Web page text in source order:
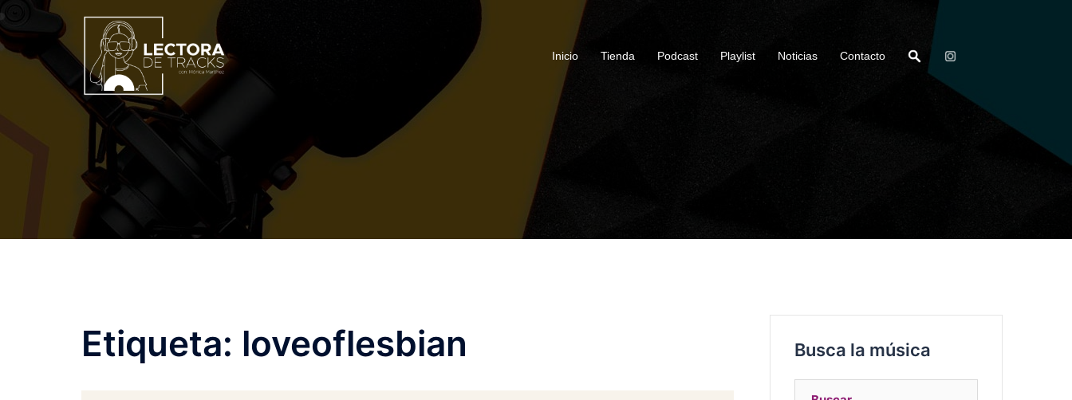
Inicio Tienda Podcast Playlist Noticias Contacto
Etiqueta: loveoflesbian Busca la música